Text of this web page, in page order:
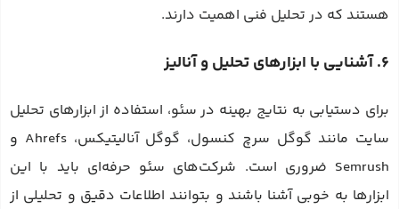
هستند که در تحلیل فنی اهمیت دارند.
6. آشنایی با ابزارهای تحلیل و آنالیز
برای دستیابی به نتایج بهینه در سئو، استفاده از ابزارهای تحلیل
سایت مانند گوگل سرچ کنسول، گوگل آنالیتیکس، Ahrefs و
Semrush ضروری است. شرکت‌های سئو حرفه‌ای باید با این
ابزارها به خوبی آشنا باشند و بتوانند اطلاعات دقیق و تحلیلی از